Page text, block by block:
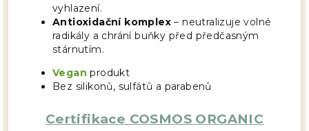
vyhlazení.
Antioxidační komplex – neutralizuje volné
radikály a chrání buňky před předčasným
stárnutím.
Vegan produkt
Bez silikonů, sulfátů a parabenů
Certifikace COSMOS ORGANIC